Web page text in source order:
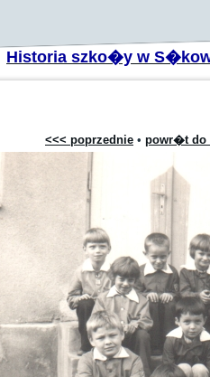
Historia szko�y w
<<< poprzednie • powr�t do